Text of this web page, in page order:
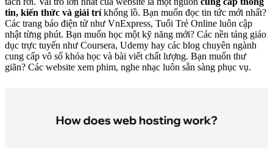
tin, kiến thức và giải tríkhổng lồ. Bạn muốn đọc tin tức mới nhất?
Các trang báo điện tử như VnExpress, Tuổi Trẻ Online luôn cập
nhật từng phút. Bạn muốn học một kỹ năng mới? Các nền tảng giáo
dục trực tuyến như Coursera, Udemy hay các blog chuyên ngành
cung cấp vô số khóa học và bài viết chất lượng. Bạn muốn thư
giãn? Các website xem phim, nghe nhạc luôn sẵn sàng phục vụ.